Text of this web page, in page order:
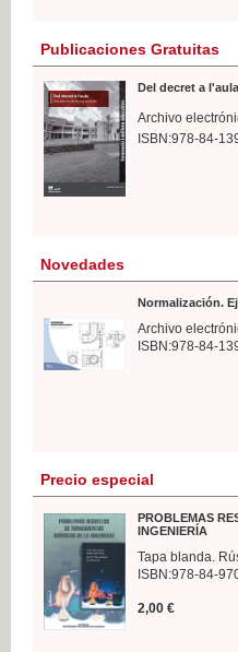
Publicaciones Gratuitas
Del decret a
Archivo
ISBN:978-84-
Novedades
Normalización.
Archivo
ISBN:978-84-
Precio especial
PROBLEMAS
INGENIERÍA
Tapa blanda.
ISBN:978-84-
2,00 €